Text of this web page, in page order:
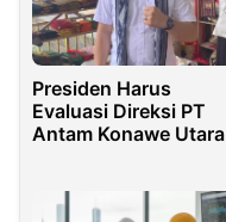
Presiden Harus
Evaluasi Direksi PT
Antam Konawe Utara